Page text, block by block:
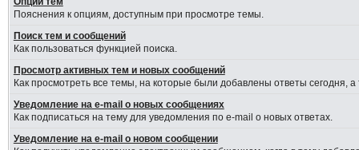
Пояснения к опциям, доступным при просмотре темы.
Поиск тем и сообщений
Как пользоваться функцией поиска.
Просмотр активных тем и новых сообщений
Как просмотреть все темы, на которые были добавлены ответы сегодня,
Уведомление на e-mail о новых сообщениях
Как подписаться на тему для уведомления по e-mail о новых ответах.
Уведомление на е-mail о новом сообщении